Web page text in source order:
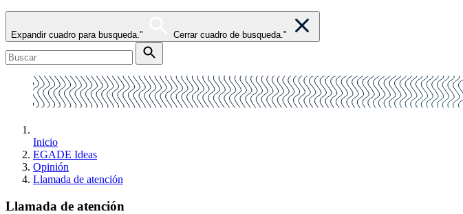
Expandir cuadro para busqueda." Cerrar cuadro de busqueda."
Inicio
EGADE Ideas
Opinión
Llamada de atención
Llamada de atención